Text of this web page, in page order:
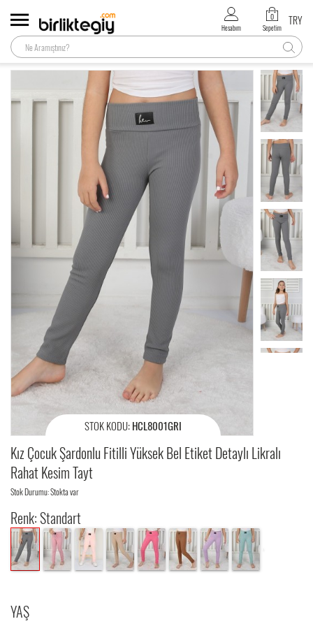
Hesabım
0
Sepetim
TRY
STOK KODU:HCL8001GRI
Kız Çocuk Şardonlu Fitilli Yüksek Bel Etiket Detaylı Likralı
Rahat Kesim Tayt
Stok Durumu: Stokta var
Renk: Standart
YAŞ